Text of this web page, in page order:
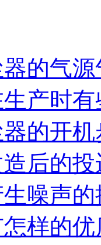
的气
产时
的开机
后的
噪声
样的